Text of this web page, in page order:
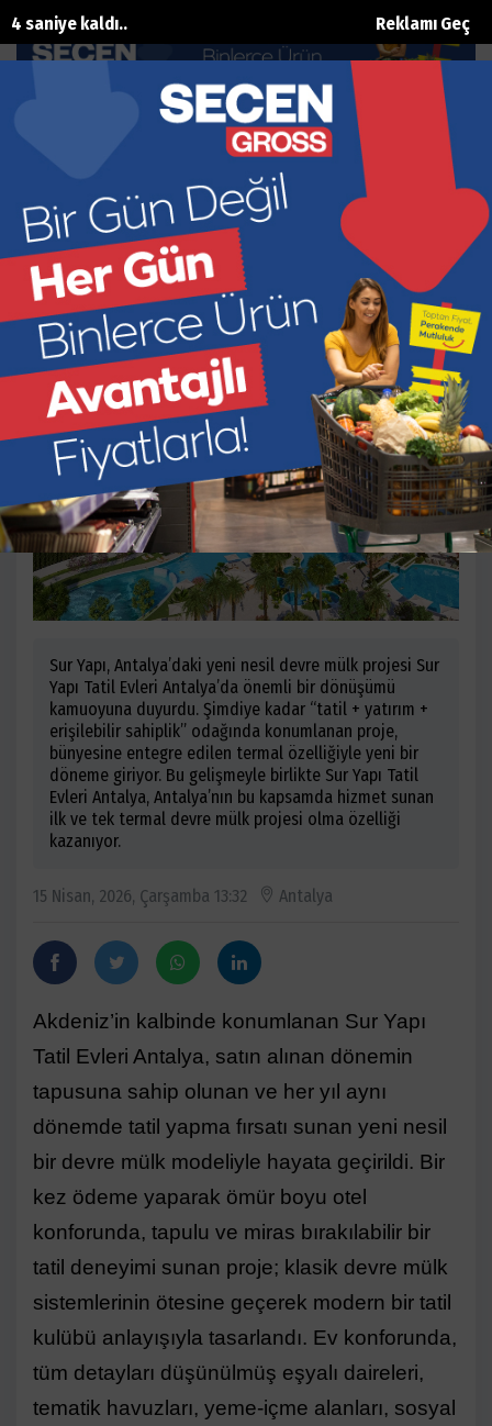
Reklamı Geç
3 saniye kaldı..
Sur Yapı Tatil Evleri’nde 4 Mevsim
Termal Ayrıcalığı
Ana Sayfa Turizm
Sur Yapı, Antalya’daki yeni nesil devre mülk projesi Sur
Yapı Tatil Evleri Antalya’da önemli bir dönüşümü
kamuoyuna duyurdu. Şimdiye kadar “tatil + yatırım +
erişilebilir sahiplik” odağında konumlanan proje,
bünyesine entegre edilen termal özelliğiyle yeni bir
döneme giriyor. Bu gelişmeyle birlikte Sur Yapı Tatil
Evleri Antalya, Antalya’nın bu kapsamda hizmet sunan
ilk ve tek termal devre mülk projesi olma özelliği
kazanıyor.
15 Nisan, 2026, Çarşamba 13:32 Antalya
Akdeniz’in kalbinde konumlanan Sur Yapı
Tatil Evleri Antalya, satın alınan dönemin
tapusuna sahip olunan ve her yıl aynı
dönemde tatil yapma fırsatı sunan yeni nesil
bir devre mülk modeliyle hayata geçirildi. Bir
kez ödeme yaparak ömür boyu otel
konforunda, tapulu ve miras bırakılabilir bir
tatil deneyimi sunan proje; klasik devre mülk
sistemlerinin ötesine geçerek modern bir tatil
kulübü anlayışıyla tasarlandı. Ev konforunda,
tüm detayları düşünülmüş eşyalı daireleri,
tematik havuzları, yeme-içme alanları, sosyal